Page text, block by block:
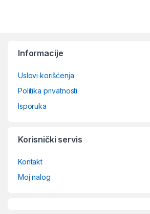
Informacije
Uslovi korišćenja
Politika privatnosti
Isporuka
Korisnički servis
Kontakt
Moj nalog